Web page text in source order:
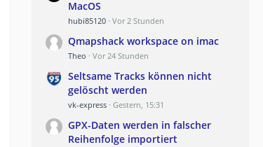
MacOS
hubi85120 Vor 2 Stunden
Qmapshack workspace on imac
Theo Vor 24 Stunden
Seltsame Tracks können nicht
gelöscht werden
vk-express Gestern, 15:31
GPX-Daten werden in falscher
Reihenfolge importiert